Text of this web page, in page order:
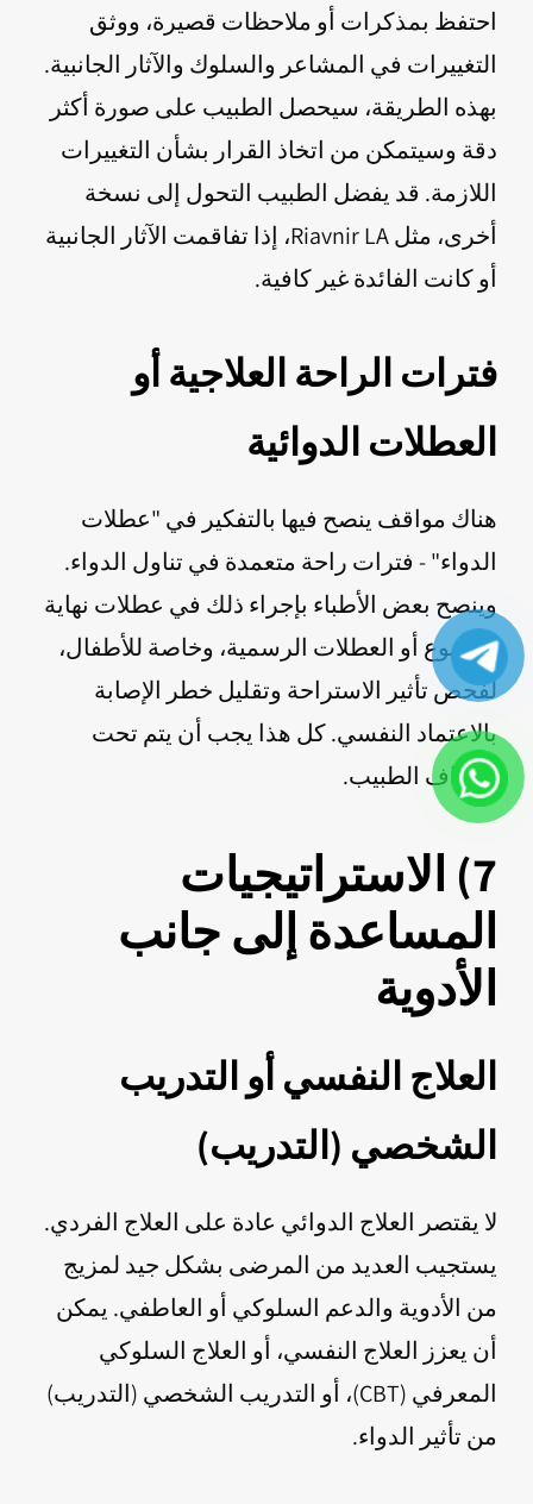
احتفظ بمذكرات أو ملاحظات قصيرة، ووثق
التغييرات في المشاعر والسلوك والآثار الجانبية.
بهذه الطريقة، سيحصل الطبيب على صورة أكثر
دقة وسيتمكن من اتخاذ القرار بشأن التغييرات
اللازمة. قد يفضل الطبيب التحول إلى نسخة
أخرى، مثل Riavnir LA، إذا تفاقمت الآثار الجانبية
أو كانت الفائدة غير كافية.
فترات الراحة العلاجية أو
العطلات الدوائية
هناك مواقف ينصح فيها بالتفكير في "عطلات
الدواء" - فترات راحة متعمدة في تناول الدواء.
وينصح بعض الأطباء بإجراء ذلك في عطلات نهاية
الأسبوع أو العطلات الرسمية، وخاصة للأطفال،
لفحص تأثير الاستراحة وتقليل خطر الإصابة
بالاعتماد النفسي. كل هذا يجب أن يتم تحت
إشراف الطبيب.
7) الاستراتيجيات
المساعدة إلى جانب
الأدوية
العلاج النفسي أو التدريب
الشخصي (التدريب)
لا يقتصر العلاج الدوائي عادة على العلاج الفردي.
يستجيب العديد من المرضى بشكل جيد لمزيج
من الأدوية والدعم السلوكي أو العاطفي. يمكن
أن يعزز العلاج النفسي، أو العلاج السلوكي
المعرفي (CBT)، أو التدريب الشخصي (التدريب)
من تأثير الدواء.